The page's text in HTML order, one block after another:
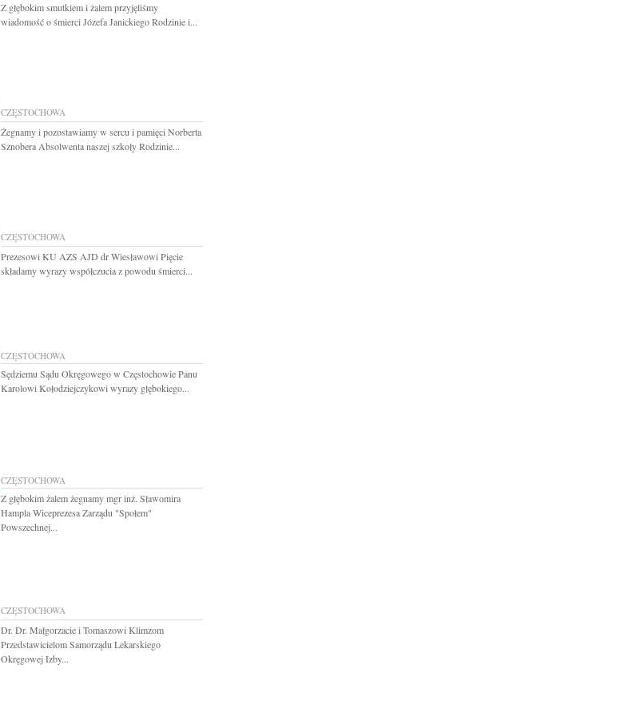
Z głębokim smutkiem i żalem przyjęliśmy
wiadomość o śmierci Józefa Janickiego Rodzinie i...
CZĘSTOCHOWA
Żegnamy i pozostawiamy w sercu i pamięci Norberta
Sznobera Absolwenta naszej szkoły Rodzinie...
CZĘSTOCHOWA
Prezesowi KU AZS AJD dr Wiesławowi Pięcie
składamy wyrazy współczucia z powodu śmierci...
CZĘSTOCHOWA
Sędziemu Sądu Okręgowego w Częstochowie Panu
Karolowi Kołodziejczykowi wyrazy głębokiego...
CZĘSTOCHOWA
Z głębokim żalem żegnamy mgr inż. Sławomira
Hampla Wiceprezesa Zarządu "Społem"
Powszechnej...
CZĘSTOCHOWA
Dr. Dr. Małgorzacie i Tomaszowi Klimzom
Przedstawicielom Samorządu Lekarskiego
Okręgowej Izby...